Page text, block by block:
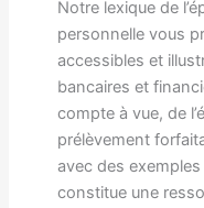
Notre lexique de
personnelle vous
accessibles et
bancaires et
compte à vue, de
prélèvement
avec des
constitue une